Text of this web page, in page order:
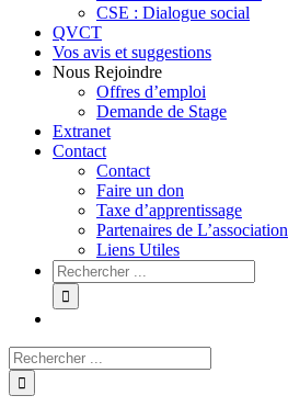
CSE : Dialogue social
QVCT
Vos avis et suggestions
Nous Rejoindre
Offres d’emploi
Demande de Stage
Extranet
Contact
Contact
Faire un don
Taxe d’apprentissage
Partenaires de L’association
Liens Utiles